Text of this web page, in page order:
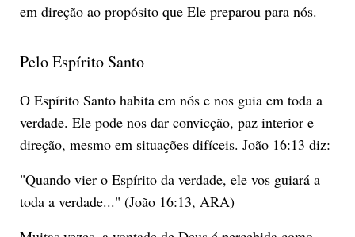
em direção ao propósito que Ele preparou para nós.
Pelo Espírito Santo
O Espírito Santo habita em nós e nos guia em toda a
verdade. Ele pode nos dar convicção, paz interior e
direção, mesmo em situações difíceis. João 16:13 diz:
"Quando vier o Espírito da verdade, ele vos guiará a
toda a verdade..." (João 16:13, ARA)